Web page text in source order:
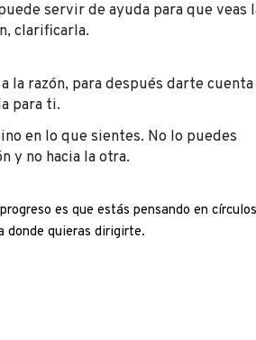
servir de ayuda para que veas
clarificarla.
la razón, para después darte
para ti.
en lo que sientes. No lo puedes
y no hacia la otra.
es que estás pensando en
donde quieras dirigirte.